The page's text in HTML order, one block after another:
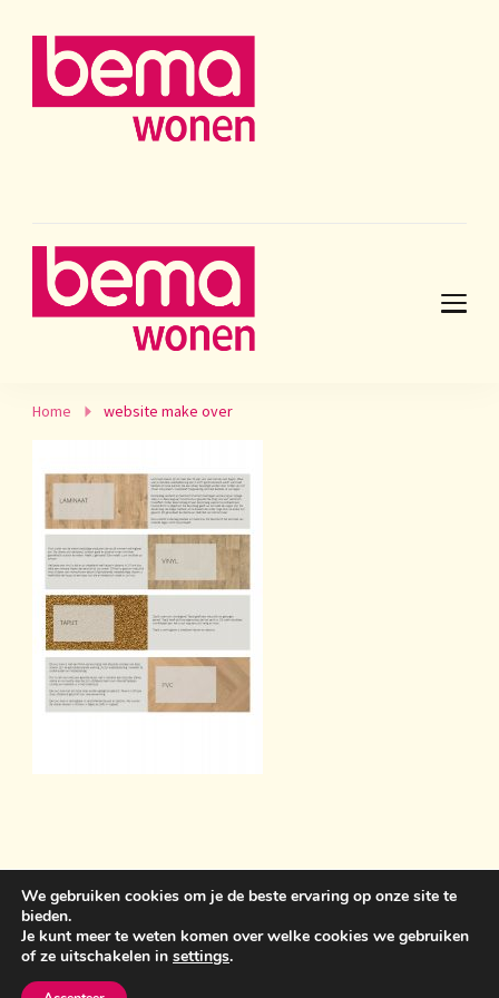
Home website make over
Sint Anthonisweg 3 5831 AC Boxmeer 06 19859399
bemawonen@outlook.com
door
WP Delicious
We gebruiken cookies om je de beste ervaring op onze site te
bieden.
Je kunt meer te weten komen over welke cookies we gebruiken
of ze uitschakelen in settings.